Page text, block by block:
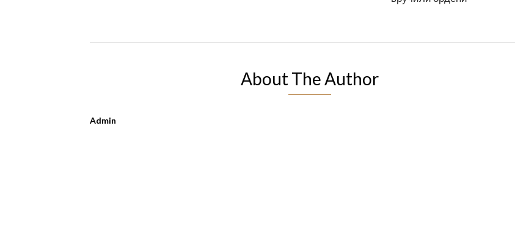
About The Author
Admin